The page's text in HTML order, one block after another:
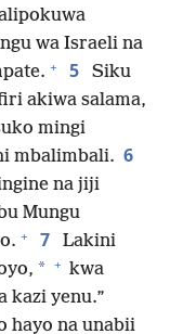
wa Israeli na
+ 5
Siku
akiwa salama,
mingi
mbalimbali. 6
na jiji
Mungu
+ 7
Lakini
* + kwa
kazi yenu.”
hayo na unabii